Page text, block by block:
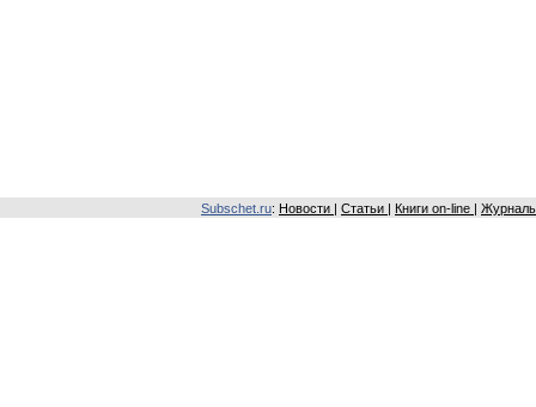
Subschet.ru: Новости Статьи Книги on-line